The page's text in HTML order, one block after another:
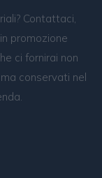
Contattaci,
promozione
ci fornirai non
conservati nel